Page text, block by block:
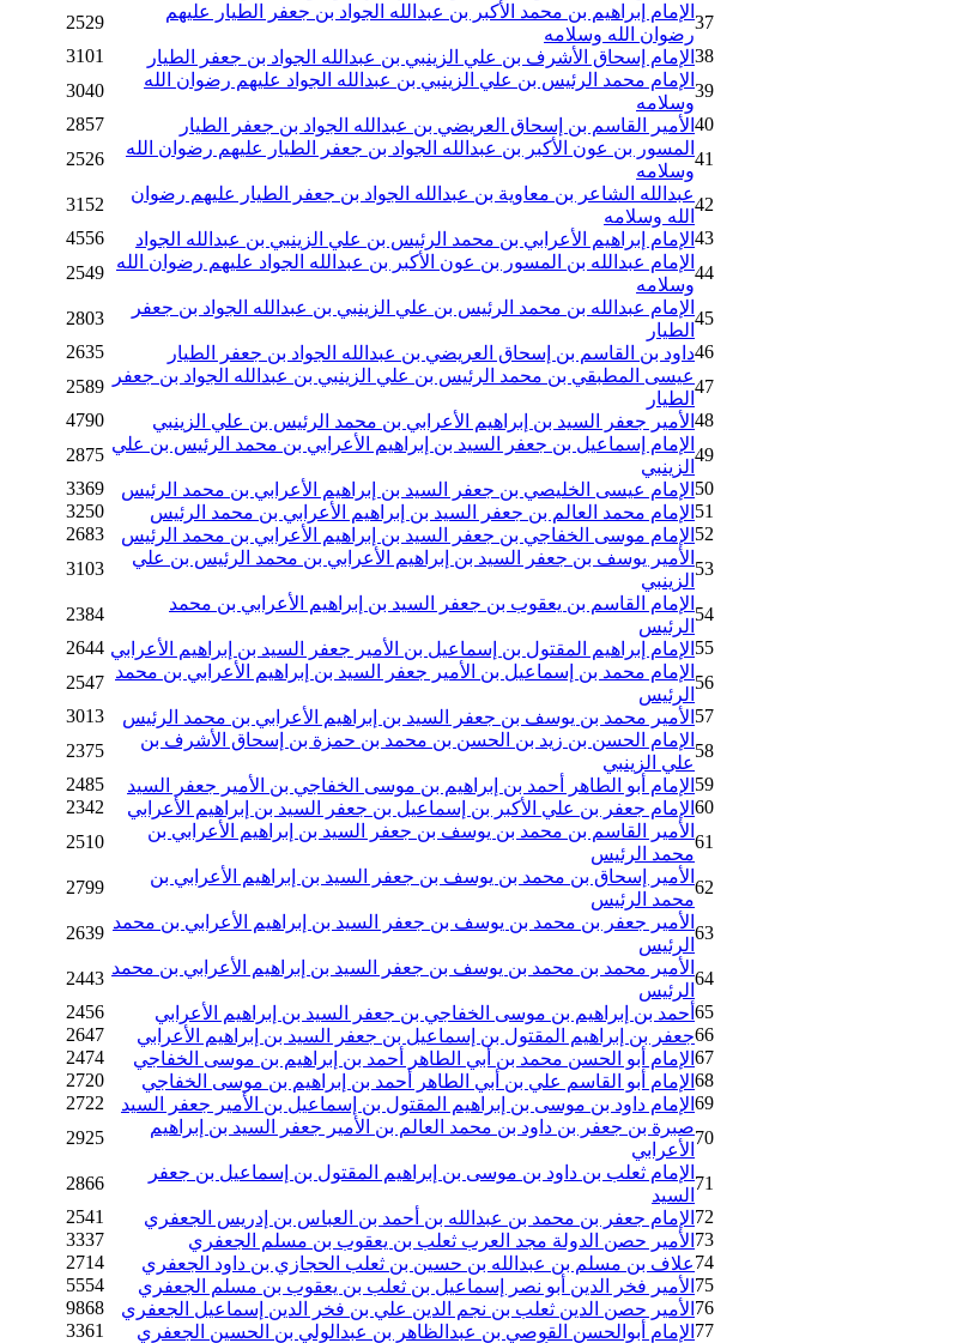
37
الإمام إبراهيم بن محمد الأكبر بن عبدالله الجواد بن جعفر الطيار عليهم
رضوان الله وسلامه
2529
38 الإمام إسحاق الأشرف بن علي الزينبي بن عبدالله الجواد بن جعفر الطيار
3101
39
الإمام محمد الرئيس بن علي الزينبي بن عبدالله الجواد عليهم رضوان الله
وسلامه
3040
40 الأمير القاسم بن إسحاق العريضي بن عبدالله الجواد بن جعفر الطيار
2857
41
المسور بن عون الأكبر بن عبدالله الجواد بن جعفر الطيار عليهم رضوان الله
وسلامه
2526
42
عبدالله الشاعر بن معاوية بن عبدالله الجواد بن جعفر الطيار عليهم رضوان
الله وسلامه
3152
43 الإمام إبراهيم الأعرابي بن محمد الرئيس بن علي الزينبي بن عبدالله الجواد
4556
44
الإمام عبدالله بن المسور بن عون الأكبر بن عبدالله الجواد عليهم رضوان الله
وسلامه
2549
45
الإمام عبدالله بن محمد الرئيس بن علي الزينبي بن عبدالله الجواد بن جعفر
الطيار
2803
46داود بن القاسم بن إسحاق العريضي بن عبدالله الجواد بن جعفر الطيار
2635
47
عيسى المطبقي بن محمد الرئيس بن علي الزينبي بن عبدالله الجواد بن جعفر
الطيار
2589
48 الأمير جعفر السيد بن إبراهيم الأعرابي بن محمد الرئيس بن علي الزينبي
4790
49
الإمام إسماعيل بن جعفر السيد بن إبراهيم الأعرابي بن محمد الرئيس بن علي
الزينبي
2875
50 الإمام عيسى الخليصي بن جعفر السيد بن إبراهيم الأعرابي بن محمد الرئيس
3369
51 الإمام محمد العالم بن جعفر السيد بن إبراهيم الأعرابي بن محمد الرئيس
3250
52 الإمام موسى الخفاجي بن جعفر السيد بن إبراهيم الأعرابي بن محمد الرئيس
2683
53
الأمير يوسف بن جعفر السيد بن إبراهيم الأعرابي بن محمد الرئيس بن علي
الزينبي
3103
54
الإمام القاسم بن يعقوب بن جعفر السيد بن إبراهيم الأعرابي بن محمد
الرئيس
2384
55 الإمام إبراهيم المقتول بن إسماعيل بن الأمير جعفر السيد بن إبراهيم الأعرابي 2644
56
الإمام محمد بن إسماعيل بن الأمير جعفر السيد بن إبراهيم الأعرابي بن محمد
الرئيس
2547
57 الأمير محمد بن يوسف بن جعفر السيد بن إبراهيم الأعرابي بن محمد الرئيس
3013
58
الإمام الحسن بن زيد بن الحسن بن محمد بن حمزة بن إسحاق الأشرف بن
علي الزينبي
2375
59 الإمام أبو الطاهر أحمد بن إبراهيم بن موسى الخفاجي بن الأمير جعفر السيد
2485
60 الإمام جعفر بن علي الأكبر بن إسماعيل بن جعفر السيد بن إبراهيم الأعرابي
2342
61
الأمير القاسم بن محمد بن يوسف بن جعفر السيد بن إبراهيم الأعرابي بن
محمد الرئيس
2510
62
الأمير إسحاق بن محمد بن يوسف بن جعفر السيد بن إبراهيم الأعرابي بن
محمد الرئيس
2799
63
الأمير جعفر بن محمد بن يوسف بن جعفر السيد بن إبراهيم الأعرابي بن محمد
الرئيس
2639
64
الأمير محمد بن محمد بن يوسف بن جعفر السيد بن إبراهيم الأعرابي بن محمد
الرئيس
2443
65 أحمد بن إبراهيم بن موسى الخفاجي بن جعفر السيد بن إبراهيم الأعرابي
2456
66جعفر بن إبراهيم المقتول بن إسماعيل بن جعفر السيد بن إبراهيم الأعرابي
2647
67 الإمام أبو الحسن محمد بن أبي الطاهر أحمد بن إبراهيم بن موسى الخفاجي
2474
68 الإمام أبو القاسم علي بن أبي الطاهر أحمد بن إبراهيم بن موسى الخفاجي
2720
69 الإمام داود بن موسى بن إبراهيم المقتول بن إسماعيل بن الأمير جعفر السيد
2722
70
صبرة بن جعفر بن داود بن محمد العالم بن الأمير جعفر السيد بن إبراهيم
الأعرابي
2925
71
الإمام ثعلب بن داود بن موسى بن إبراهيم المقتول بن إسماعيل بن جعفر
السيد
2866
72 الإمام جعفر بن محمد بن عبدالله بن أحمد بن العباس بن إدريس الجعفري
2541
73 الأمير حصن الدولة مجد العرب ثعلب بن يعقوب بن مسلم الجعفري
3337
74علاف بن مسلم بن عبدالله بن حسين بن ثعلب الحجازي بن داود الجعفري
2714
75 الأمير فخر الدين أبو نصر إسماعيل بن ثعلب بن يعقوب بن مسلم الجعفري
5554
76 الأمير حصن الدين ثعلب بن نجم الدين علي بن فخر الدين إسماعيل الجعفري
9868
77 الإمام أبوالحسن القوصي بن عبدالظاهر بن عبدالولي بن الحسين الجعفري
3361